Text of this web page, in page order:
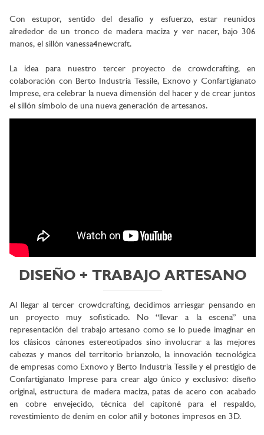
Con estupor, sentido del desafío y esfuerzo, estar reunidos
alrededor de un tronco de madera maciza y ver nacer, bajo 306
manos, el sillón vanessa4newcraft.
La idea para nuestro tercer proyecto de crowdcrafting, en
colaboración con Berto Industria Tessile, Exnovo y Confartigianato
Imprese, era celebrar la nueva dimensión del hacer y de crear juntos
el sillón símbolo de una nueva generación de artesanos.
DISEÑO + TRABAJO ARTESANO
Al llegar al tercer crowdcrafting, decidimos arriesgar pensando en
un proyecto muy sofisticado. No “llevar a la escena” una
representación del trabajo artesano como se lo puede imaginar en
los clásicos cánones estereotipados sino involucrar a las mejores
cabezas y manos del territorio brianzolo, la innovación tecnológica
de empresas como Exnovo y Berto Industria Tessile y el prestigio de
Confartigianato Imprese para crear algo único y exclusivo: diseño
original, estructura de madera maciza, patas de acero con acabado
en cobre envejecido, técnica del capitoné para el respaldo,
revestimiento de denim en color añil y botones impresos en 3D.